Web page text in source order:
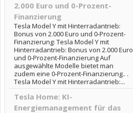
2.000 Euro und 0-Prozent-
Finanzierung
Tesla Model Y mit Hinterradantrieb:
Bonus von 2.000 Euro und 0-Prozent-
Finanzierung: Tesla Model Y mit
Hinterradantrieb: Bonus von 2.000 Euro
und 0-Prozent-Finanzierung Auf
ausgewählte Modelle bietet man
zudem eine 0-Prozent-Finanzierung.. .
Tesla Model Y mit Hinterradantrieb:...
Tesla Home: KI-
Energiemanagement für das